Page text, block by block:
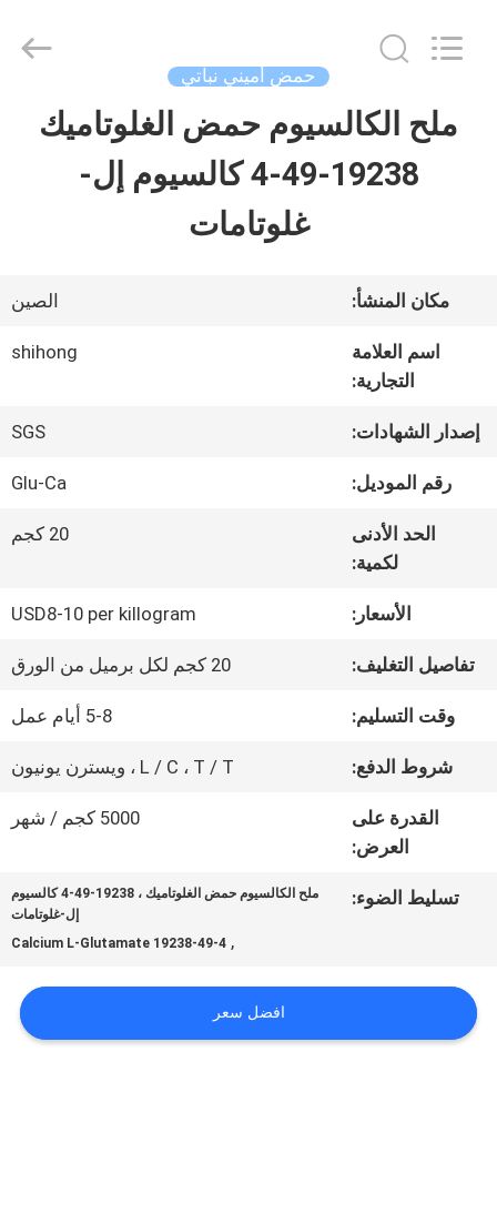
الصفحة
الرئيسية
أشرطة
معلومات
في
المعمل
مراقبة
الجودة
اطلب
Sichuan
Shihong
حمض أميني نباتي
ملح الكالسيوم حمض الغلوتاميك
19238-49-4 كالسيوم إل-
غلوتامات
مكان المنشأ: الصين
اسم العلامة
التجارية:
shihong
إصدار الشهادات: SGS
رقم الموديل: Glu-Ca
الحد الأدنى
لكمية:
20 كجم
الأسعار: USD8-10 per killogram
تفاصيل التغليف: 20 كجم لكل برميل من الورق
وقت التسليم: 5-8 أيام عمل
شروط الدفع: L / C ، T / T ، ويسترن يونيون
القدرة على
العرض:
5000 كجم / شهر
تسليط الضوء:
ملح الكالسيوم حمض الغلوتاميك ، 19238-49-4 كالسيوم
إل-غلوتامات
,
19238-49-4 Calcium L-Glutamate
افضل سعر